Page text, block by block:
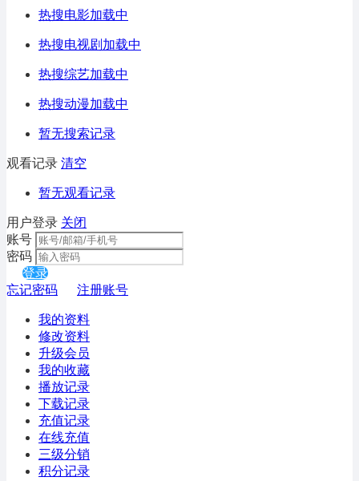
热搜电影加载中
热搜电视剧加载中
热搜综艺加载中
热搜动漫加载中
暂无搜索记录
观看记录 清空
暂无观看记录
用户登录 关闭
账号
密码
登录
忘记密码
注册账号
我的资料
修改资料
升级会员
我的收藏
播放记录
下载记录
充值记录
在线充值
三级分销
积分记录